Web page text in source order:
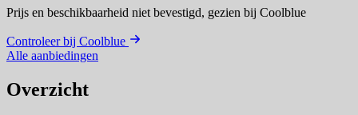
Prijs en beschikbaarheid niet bevestigd, gezien bij Coolblue
Controleer bij Coolblue
Alle aanbiedingen
Overzicht